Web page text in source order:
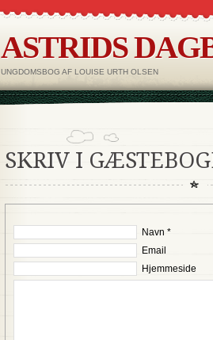
ASTRIDS
UNGDOMSBOG AF LOUISE URTH OLSEN
SKRIV I
Navn *
Email
Hjemmeside